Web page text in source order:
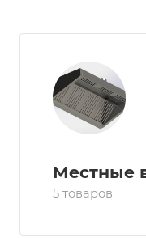
Местные
5 товаров